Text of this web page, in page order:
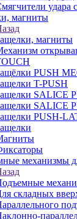
удара
магниты
магниты
PUSH
T-PUSH
SALICE
SALICE
PUSH-
механизмы
складных